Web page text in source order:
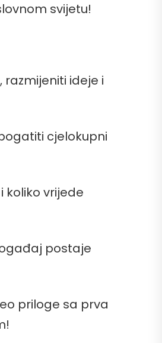
svijetu!
ideje i
cjelokupni
koliko vrijede
postaje
priloge sa prva